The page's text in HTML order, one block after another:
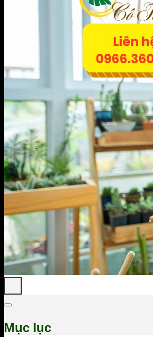
Mục lục